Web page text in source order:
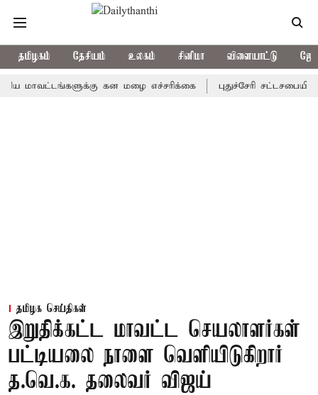
தமிழகம் தேசியம் உலகம் சினிமா விளையாட்டு
கன மழை எச்சரிக்கை புதுச்சேரி சட்டசபையில்
தமிழக செய்திகள்
இறுதிக்கட்ட மாவட்ட செயலாளர்கள்
பட்டியலை நாளை வெளியிடுகிறார்
த.வெ.க. தலைவர் விஜய்